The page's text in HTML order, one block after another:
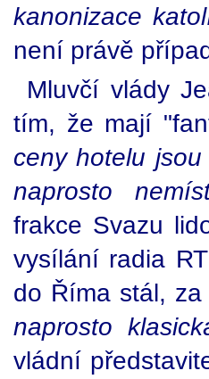
kanonizace
není právě
Mluvčí vlády
tím, že mají
ceny hotelu
naprosto
frakce Svazu
vysílání radia
do Říma stál,
naprosto
vládní